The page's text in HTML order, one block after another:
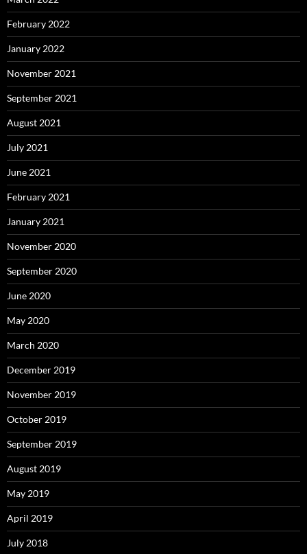
February 2022
January 2022
November 2021
September 2021
August 2021
July 2021
June 2021
February 2021
January 2021
November 2020
September 2020
June 2020
May 2020
March 2020
December 2019
November 2019
October 2019
September 2019
August 2019
May 2019
April 2019
July 2018